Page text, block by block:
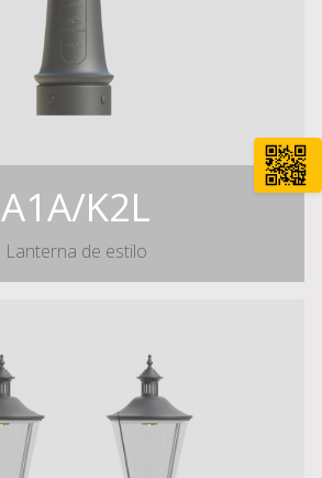
A1A/K2L
Lanterna de estilo